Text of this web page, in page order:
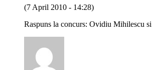
(7 April 2010 - 14:28)
Raspuns la concurs: Ovidiu Mihilescu